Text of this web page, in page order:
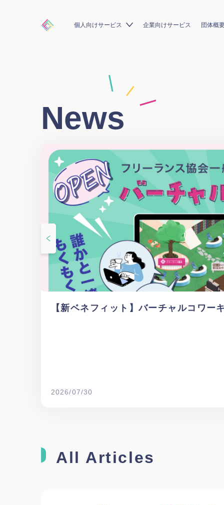
個人向けサービス 企業向けサービス 団体概
News
【新ベネフィット】バーチャルコワー
2026/07/30
All Articles